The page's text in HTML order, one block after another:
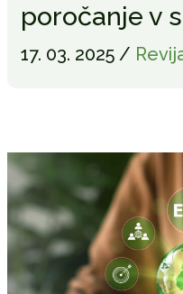
poročanje v
17. 03. 2025 /